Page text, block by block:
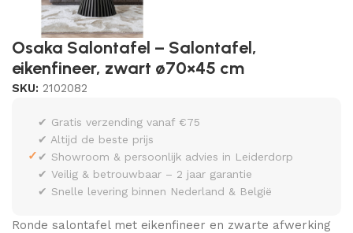
Osaka Salontafel – Salontafel,
eikenfineer, zwart ø70×45 cm
SKU: 2102082
✓
✔ Gratis verzending vanaf €75
✔ Altijd de beste prijs
✔ Showroom & persoonlijk advies in Leiderdorp
✔ Veilig & betrouwbaar – 2 jaar garantie
✔ Snelle levering binnen Nederland & België
Ronde salontafel met eikenfineer en zwarte afwerking